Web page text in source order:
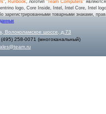
, Runbook, логотип "Team Computers"
logo, Core Inside, Intel, Intel Core, Intel
зарегистрированными товарными знаками,
Волоколамское шоссе, д.73
(495) 258-0071 (многоканальный)